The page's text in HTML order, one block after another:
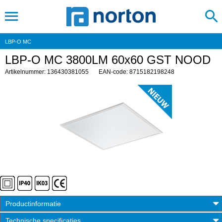
LBP-O MC
LBP-O MC 3800LM 60x60 GST NOOD
Artikelnummer: 136430381055 EAN-code: 8715182198248
Productinformatie